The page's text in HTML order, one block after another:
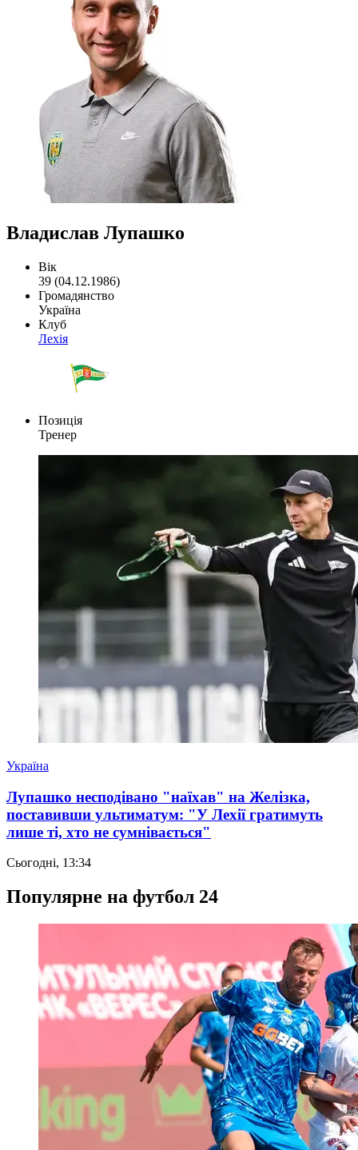
Владислав Лупашко
Вік
39 (04.12.1986)
Громадянство
Україна
Клуб
Лехія
Позиція
Тренер
Україна
Лупашко несподівано "наїхав" на Желізка,
поставивши ультиматум: "У Лехії гратимуть
лише ті, хто не сумнівається"
Сьогодні, 13:34
Популярне на футбол 24